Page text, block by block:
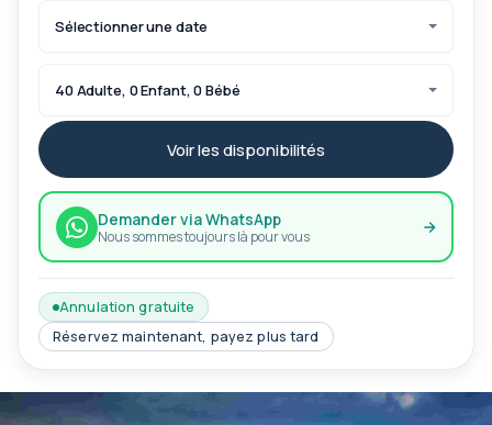
Sélectionner une date
40 Adulte, 0 Enfant, 0 Bébé
Voir les disponibilités
Demander via WhatsApp
Nous sommes toujours là pour vous
Annulation gratuite
Réservez maintenant, payez plus tard